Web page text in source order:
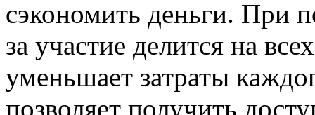
сэкономить деньги. При
за участие делится на
уменьшает затраты
позволяет получить